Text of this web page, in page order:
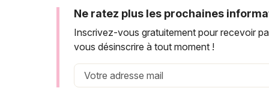
Boï le Patchivalo : une
Boï le Patchivalo développe actuellement sa
Ne ratez plus les prochaines
Inscrivez-vous gratuitement pour recevoir
vous désinscrire à tout moment !